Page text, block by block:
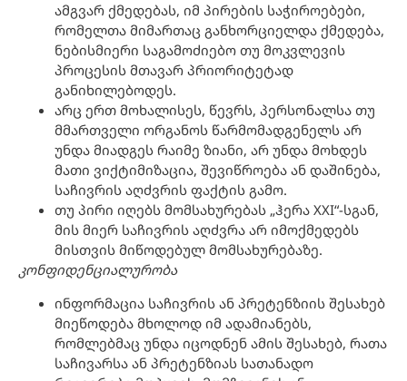
ამგვარ ქმედებას, იმ პირების საჭიროებები,
რომელთა მიმართაც განხორციელდა ქმედება,
ნებისმიერი საგამოძიებო თუ მოკვლევის
პროცესის მთავარ პრიორიტეტად
განიხილებოდეს.
არც ერთ მოხალისეს, წევრს, პერსონალსა თუ
მმართველი ორგანოს წარმომადგენელს არ
უნდა მიადგეს რაიმე ზიანი, არ უნდა მოხდეს
მათი ვიქტიმიზაცია, შევიწროება ან დაშინება,
საჩივრის აღძვრის ფაქტის გამო.
თუ პირი იღებს მომსახურებას „ჰერა XXI“-სგან,
მის მიერ საჩივრის აღძვრა არ იმოქმედებს
მისთვის მიწოდებულ მომსახურებაზე.
კონფიდენციალურობა
ინფორმაცია საჩივრის ან პრეტენზიის შესახებ
მიეწოდება მხოლოდ იმ ადამიანებს,
რომლებმაც უნდა იცოდნენ ამის შესახებ, რათა
საჩივარსა ან პრეტენზიას სათანადო